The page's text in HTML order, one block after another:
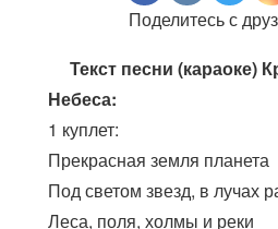
Поделитесь с
Текст песни (караоке)
Небеса:
1 куплет:
Прекрасная земля планета
Под светом звезд, в лучах
Леса, поля, холмы и реки